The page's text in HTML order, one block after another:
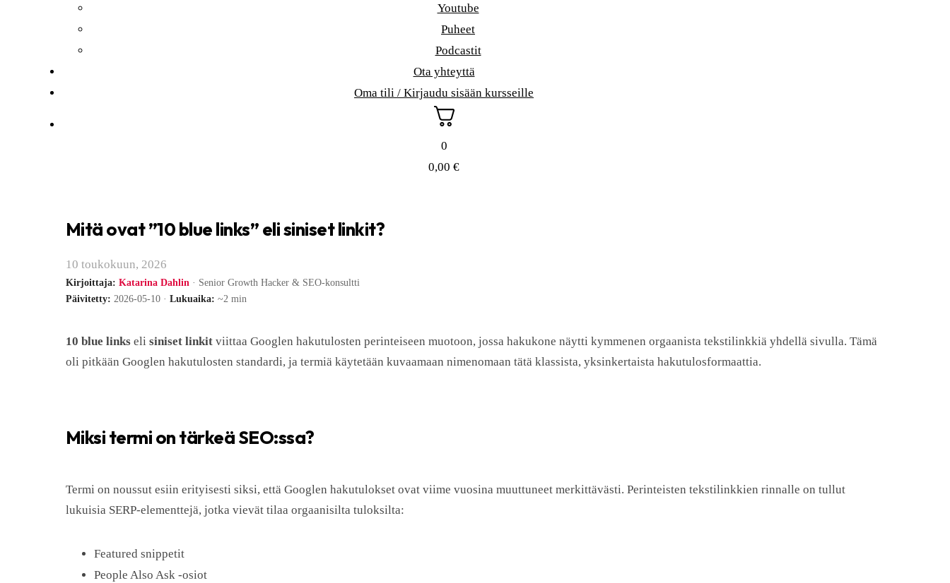
Youtube
Puheet
Podcastit
Ota yhteyttä
Oma tili / Kirjaudu sisään kursseille
0
0,00 €
Mitä ovat ”10 blue links” eli siniset linkit?
10 toukokuun, 2026
Kirjoittaja: Katarina Dahlin · Senior Growth Hacker & SEO-konsultti
Päivitetty: 2026-05-10 · Lukuaika: ~2 min
10 blue links eli siniset linkit viittaa Googlen hakutulosten perinteiseen muotoon, jossa hakukone näytti kymmenen orgaanista tekstilinkkiä yhdellä sivulla. Tämä
oli pitkään Googlen hakutulosten standardi, ja termiä käytetään kuvaamaan nimenomaan tätä klassista, yksinkertaista hakutulosformaattia.
Miksi termi on tärkeä SEO:ssa?
Termi on noussut esiin erityisesti siksi, että Googlen hakutulokset ovat viime vuosina muuttuneet merkittävästi. Perinteisten tekstilinkkien rinnalle on tullut
lukuisia SERP-elementtejä, jotka vievät tilaa orgaanisilta tuloksilta:
Featured snippetit
People Also Ask -osiot